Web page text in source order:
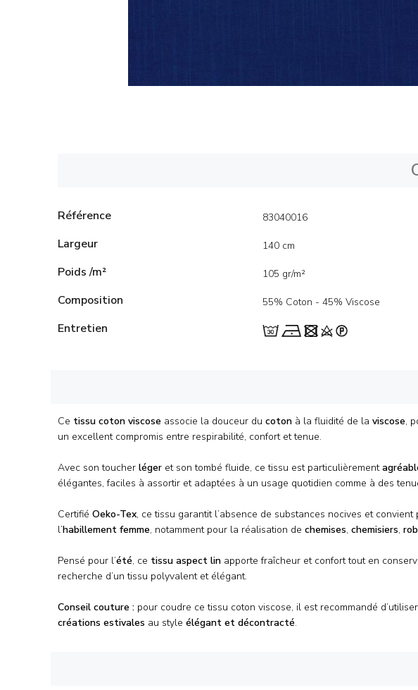
Référence 83040016
Largeur 140 cm
Poids /m² 105 gr/m²
Composition 55% Coton - 45% Viscose
Entretien
Ce tissu coton viscose associe la douceur du coton à la fluidité de la viscose,
un excellent compromis entre respirabilité, confort et tenue.
Avec son toucher léger et son tombé fluide, ce tissu est particulièrement
élégantes, faciles à assortir et adaptées à un usage quotidien comme à des
Certifié Oeko-Tex, ce tissu garantit l’absence de substances nocives et
l’habillement femme, notamment pour la réalisation de chemises, chemisiers,
Pensé pour l’été, ce tissu aspect lin apporte fraîcheur et confort tout en
recherche d’un tissu polyvalent et élégant.
Conseil couture : pour coudre ce tissu coton viscose, il est recommandé
créations estivales au style élégant et décontracté.